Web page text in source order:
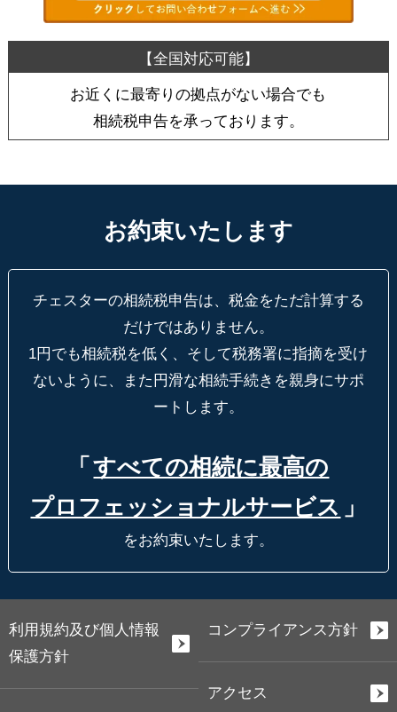
お近くに最寄りの拠点がない場合でも
相続税申告を承っております。
お約束いたします
チェスターの相続税申告は、税金をただ計算する
だけではありません。
1円でも相続税を低く、そして税務署に指摘を受け
ないように、
また円滑な相続手続きを親身にサポ
ートします。
「 すべての相続に最高の
プロフェッショナルサービス 」
をお約束いたします。
利用規約及び個人情報
保護方針
コンプライアンス方針
アクセス